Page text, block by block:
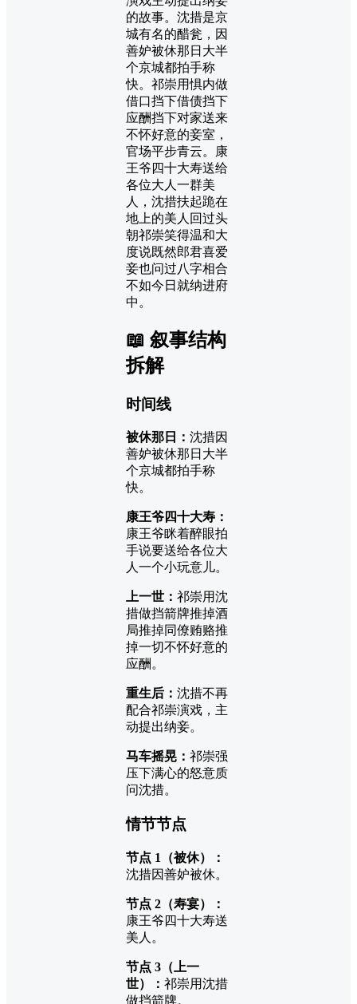
的故事。沈措是京
城有名的醋瓮，因
善妒被休那日大半
个京城都拍手称
快。祁崇用惧内做
借口挡下借债挡下
应酬挡下对家送来
不怀好意的妾室，
官场平步青云。康
王爷四十大寿送给
各位大人一群美
人，沈措扶起跪在
地上的美人回过头
朝祁崇笑得温和大
度说既然郎君喜爱
妾也问过八字相合
不如今日就纳进府
中。
📖 叙事结构
拆解
时间线
被休那日： 沈措因
善妒被休那日大半
个京城都拍手称
快。
康王爷四十大寿：
康王爷眯着醉眼拍
手说要送给各位大
人一个小玩意儿。
上一世： 祁崇用沈
措做挡箭牌推掉酒
局推掉同僚贿赂推
掉一切不怀好意的
应酬。
重生后： 沈措不再
配合祁崇演戏，主
动提出纳妾。
马车摇晃： 祁崇强
压下满心的怒意质
问沈措。
情节节点
节点 1（被休）：
沈措因善妒被休。
节点 2（寿宴）：
康王爷四十大寿送
美人。
节点 3（上一
世）： 祁崇用沈措
做挡箭牌。